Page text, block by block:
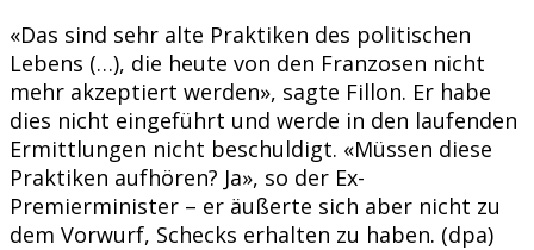
«Das sind sehr alte Praktiken des politischen
Lebens (…), die heute von den Franzosen nicht
mehr akzeptiert werden», sagte Fillon. Er habe
dies nicht eingeführt und werde in den laufenden
Ermittlungen nicht beschuldigt. «Müssen diese
Praktiken aufhören? Ja», so der Ex-
Premierminister – er äußerte sich aber nicht zu
dem Vorwurf, Schecks erhalten zu haben. (dpa)